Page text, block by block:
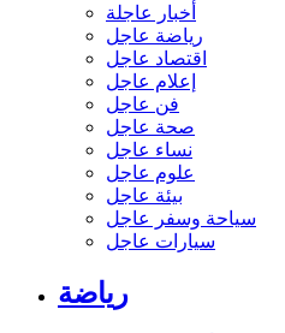
أخبار عاجلة
رياضة عاجل
اقتصاد عاجل
إعلام عاجل
فن عاجل
صحة عاجل
نساء عاجل
علوم عاجل
بيئة عاجل
سياحة وسفر عاجل
سيارات عاجل
رياضة